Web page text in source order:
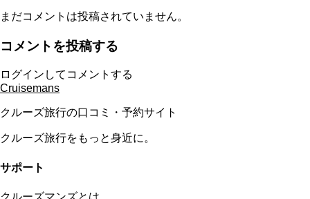
まだコメントは投稿されていません。
コメントを投稿する
ログインしてコメントする
Cruisemans
クルーズ旅行の口コミ・予約サイト
クルーズ旅行をもっと身近に。
サポート
クルーズマンズとは